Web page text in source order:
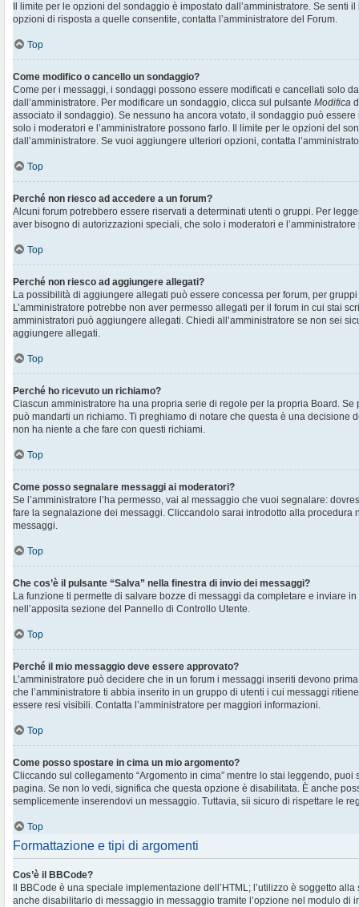
Il limite per le opzioni del sondaggio è impostato dall’amministratore. Se senti
opzioni di risposta a quelle consentite, contatta l’amministratore del Forum.
Top
Come modifico o cancello un sondaggio?
Come per i messaggi, i sondaggi possono essere modificati e cancellati solo
dall’amministratore. Per modificare un sondaggio, clicca sul pulsante Modifica
associato il sondaggio). Se nessuno ha ancora votato, il sondaggio può
solo i moderatori e l’amministratore possono farlo. Il limite per le opzioni del
dall’amministratore. Se vuoi aggiungere ulteriori opzioni, contatta
Top
Perché non riesco ad accedere a un forum?
Alcuni forum potrebbero essere riservati a determinati utenti o gruppi. Per
aver bisogno di autorizzazioni speciali, che solo i moderatori e
Top
Perché non riesco ad aggiungere allegati?
La possibilità di aggiungere allegati può essere concessa per forum, per
L’amministratore potrebbe non aver permesso allegati per il forum in cui stai
amministratori può aggiungere allegati. Chiedi all’amministratore se non sei
aggiungere allegati.
Top
Perché ho ricevuto un richiamo?
Ciascun amministratore ha una propria serie di regole per la propria Board.
può mandarti un richiamo. Ti preghiamo di notare che questa è una decisione
non ha niente a che fare con questi richiami.
Top
Come posso segnalare messaggi ai moderatori?
Se l’amministratore l’ha permesso, vai al messaggio che vuoi segnalare:
fare la segnalazione dei messaggi. Cliccandolo sarai introdotto alla procedura
messaggi.
Top
Che cos’è il pulsante “Salva” nella finestra di invio dei messaggi?
La funzione ti permette di salvare bozze di messaggi da completare e inviare
nell’apposita sezione del Pannello di Controllo Utente.
Top
Perché il mio messaggio deve essere approvato?
L’amministratore può decidere che in un forum i messaggi inseriti devono
che l’amministratore ti abbia inserito in un gruppo di utenti i cui messaggi
essere resi visibili. Contatta l’amministratore per maggiori informazioni.
Top
Come posso spostare in cima un mio argomento?
Cliccando sul collegamento “Argomento in cima” mentre lo stai leggendo,
pagina. Se non lo vedi, significa che questa opzione è disabilitata. È anche
semplicemente inserendovi un messaggio. Tuttavia, sii sicuro di rispettare le
Top
Formattazione e tipi di argomenti
Cos’è il BBCode?
Il BBCode è una speciale implementazione dell’HTML; l’utilizzo è soggetto
anche disabilitarlo di messaggio in messaggio tramite l’opzione nel modulo di